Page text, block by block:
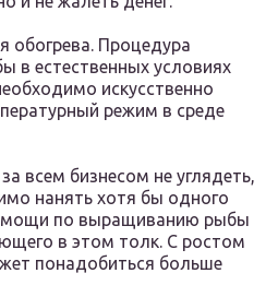
обогрева. Процедура
в естественных условиях
искусственно
режим в среде
всем бизнесом не углядеть,
нанять хотя бы одного
по выращиванию рыбы
в этом толк. С ростом
понадобиться больше